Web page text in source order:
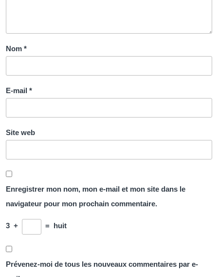
Nom *
E-mail *
Site web
Enregistrer mon nom, mon e-mail et mon site dans le
navigateur pour mon prochain commentaire.
3 + = huit
Prévenez-moi de tous les nouveaux commentaires par e-